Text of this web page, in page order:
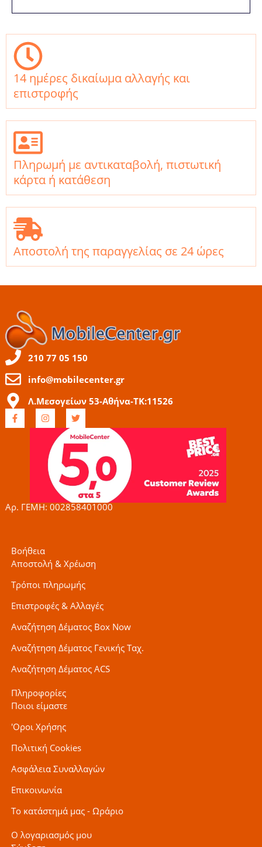
14 ημέρες δικαίωμα αλλαγής και
επιστροφής
Πληρωμή με αντικαταβολή, πιστωτική
κάρτα ή κατάθεση
Αποστολή της παραγγελίας σε 24 ώρες
210 77 05 150
info@mobilecenter.gr
Λ.Μεσογείων 53-Αθήνα-ΤΚ:11526
F
a
c
I
n
s
g
r
a
m
T
w
t
t
e
r
Αρ. ΓΕΜΗ: 002858401000
Βοήθεια
Αποστολή & Χρέωση
Τρόποι πληρωμής
Επιστροφές & Αλλαγές
Αναζήτηση Δέματος Box Now
Αναζήτηση Δέματος Γενικής Ταχ.
Αναζήτηση Δέματος ACS
Πληροφορίες
Ποιοι είμαστε
'Οροι Χρήσης
Πολιτική Cookies
Ασφάλεια Συναλλαγών
Επικοινωνία
Το κατάστημά μας - Ωράριο
Ο λογαριασμός μου